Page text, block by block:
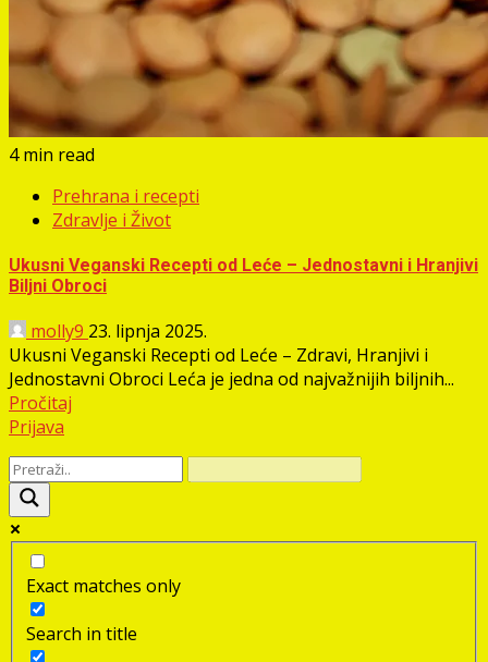
4 min read
Prehrana i recepti
Zdravlje i Život
Ukusni Veganski Recepti od Leće – Jednostavni i Hranjivi
Biljni Obroci
molly9 23. lipnja 2025.
Ukusni Veganski Recepti od Leće – Zdravi, Hranjivi i
Jednostavni Obroci Leća je jedna od najvažnijih biljnih...
Pročitaj
Prijava
Exact matches only
Search in title